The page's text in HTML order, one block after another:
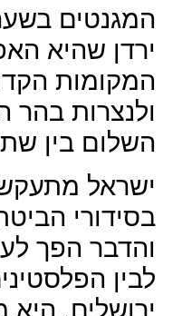
המגנטים
ירדן שהיא
המקומות
ולנצרות בהר
השלום בין
ישראל
בסידורי
והדבר הפך
לבין
ירושלים,